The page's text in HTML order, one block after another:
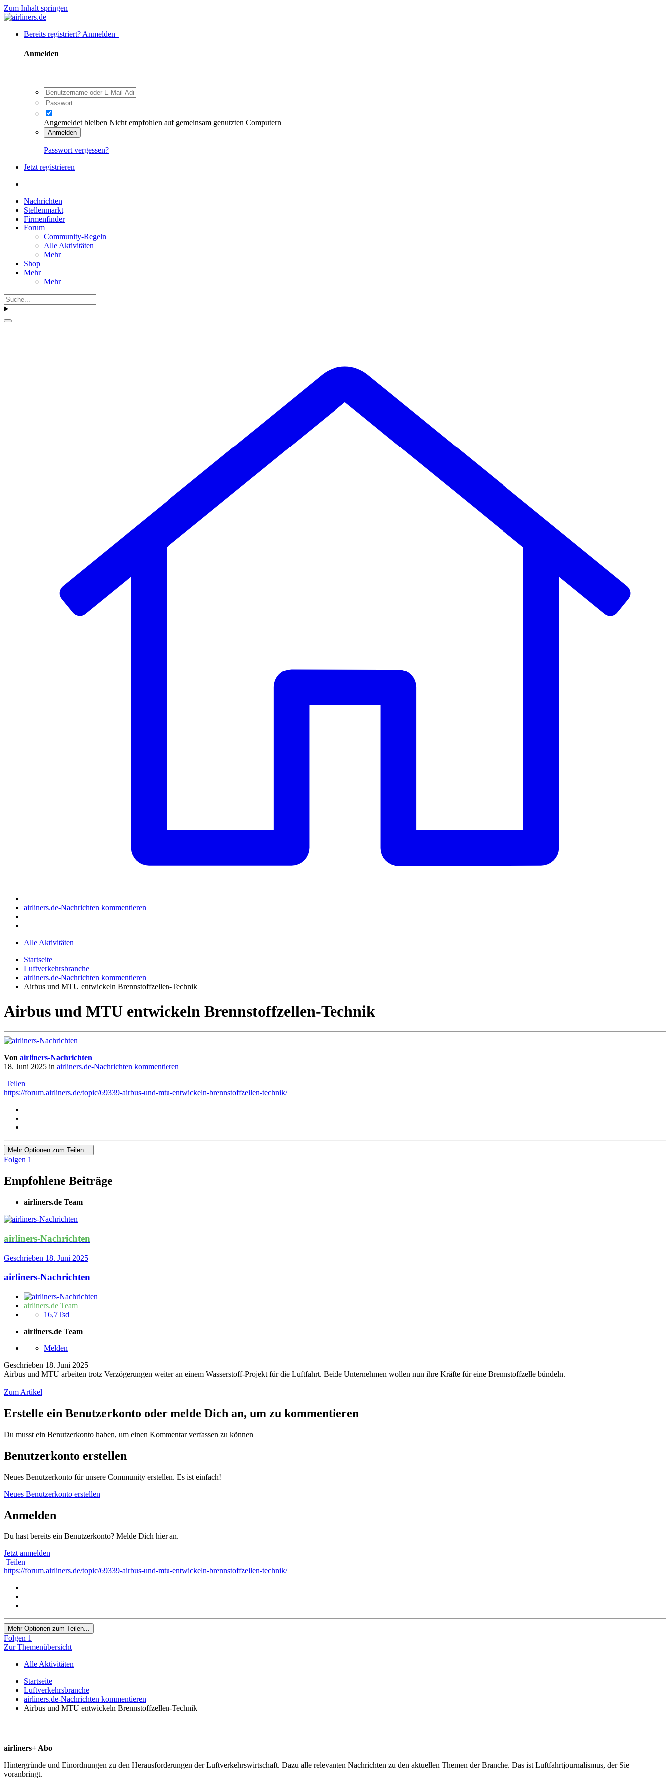
Zum Inhalt springen
Bereits registriert? Anmelden
Anmelden
Angemeldet bleiben Nicht empfohlen auf gemeinsam genutzten Computern
Anmelden
Passwort vergessen?
Jetzt registrieren
Nachrichten
Stellenmarkt
Firmenfinder
Forum
Community-Regeln
Alle Aktivitäten
Mehr
Shop
Mehr
Mehr
airliners.de-Nachrichten kommentieren
Alle Aktivitäten
Startseite
Luftverkehrsbranche
airliners.de-Nachrichten kommentieren
Airbus und MTU entwickeln Brennstoffzellen-Technik
Airbus und MTU entwickeln Brennstoffzellen-Technik
Von airliners-Nachrichten
18. Juni 2025 in airliners.de-Nachrichten kommentieren
Teilen
https://forum.airliners.de/topic/69339-airbus-und-mtu-entwickeln-brennstoffzellen-technik/
Mehr Optionen zum Teilen...
Folgen 1
Empfohlene Beiträge
airliners.de Team
airliners-Nachrichten
Geschrieben 18. Juni 2025
airliners-Nachrichten
airliners.de Team
16,7Tsd
airliners.de Team
Melden
Geschrieben 18. Juni 2025
Airbus und MTU arbeiten trotz Verzögerungen weiter an einem Wasserstoff-Projekt für die Luftfahrt. Beide Unternehmen wollen nun ihre Kräfte für eine Brennstoffzelle bündeln.
Zum Artikel
Erstelle ein Benutzerkonto oder melde Dich an, um zu kommentieren
Du musst ein Benutzerkonto haben, um einen Kommentar verfassen zu können
Benutzerkonto erstellen
Neues Benutzerkonto für unsere Community erstellen. Es ist einfach!
Neues Benutzerkonto erstellen
Anmelden
Du hast bereits ein Benutzerkonto? Melde Dich hier an.
Jetzt anmelden
Teilen
https://forum.airliners.de/topic/69339-airbus-und-mtu-entwickeln-brennstoffzellen-technik/
Mehr Optionen zum Teilen...
Folgen 1
Zur Themenübersicht
Alle Aktivitäten
Startseite
Luftverkehrsbranche
airliners.de-Nachrichten kommentieren
Airbus und MTU entwickeln Brennstoffzellen-Technik
airliners+ Abo
Hintergründe und Einordnungen zu den Herausforderungen der Luftverkehrswirtschaft. Dazu alle relevanten Nachrichten zu den aktuellen Themen der Branche. Das ist Luftfahrtjournalismus, der Sie
voranbringt.